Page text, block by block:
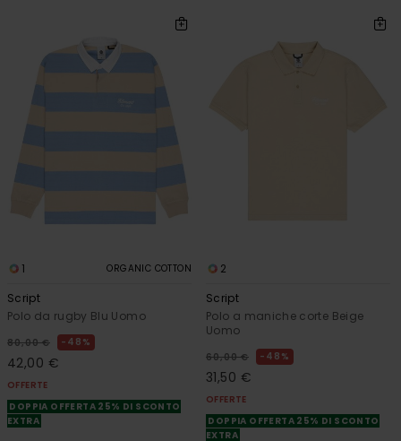
1 ORGANIC COTTON
Script
Polo da rugby Blu Uomo
80,00 € 48%
42,00 €
OFFERTE
DOPPIA OFFERTA 25% DI SCONTO
EXTRA
2
Script
Polo a maniche corte Beige
Uomo
60,00 € 48%
31,50 €
OFFERTE
DOPPIA OFFERTA 25% DI SCONTO
EXTRA